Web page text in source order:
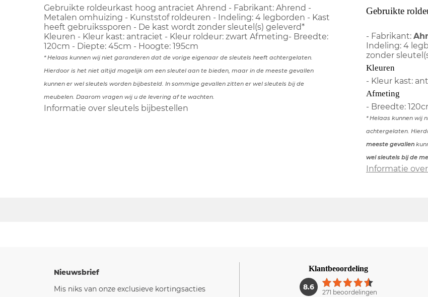
Gebruikte roldeurkast hoog antraciet Ahrend - Fabrikant: Ahrend -
Metalen omhuizing - Kunststof roldeuren - Indeling: 4 legborden - Kast
heeft gebruikssporen - De kast wordt zonder sleutel(s) geleverd*
Kleuren - Kleur kast: antraciet - Kleur roldeur: zwart Afmeting- Breedte:
120cm - Diepte: 45cm - Hoogte: 195cm
* Helaas kunnen wij niet garanderen dat de vorige eigenaar de sleutels heeft achtergelaten.
Hierdoor is het niet altijd mogelijk om een sleutel aan te bieden, maar in de meeste gevallen
kunnen er wel sleutels worden bijbesteld. In sommige gevallen zitten er wel sleutels bij de
meubelen. Daarom vragen wij u de levering af te wachten.
Informatie over sleutels bijbestellen
Gebruikte
- Fabrikant:
Indeling: 4
zonder
Kleuren
- Kleur kast:
Afmeting
- Breedte:
* Helaas kunnen wij
achtergelaten.
meeste gevallen
wel sleutels bij de
Informatie
Nieuwsbrief
Mis niks van onze exclusieve kortingsacties
Klantbeoordeling
8.6 1
271 beoordelingen